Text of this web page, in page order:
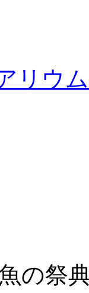
リウム
の祭